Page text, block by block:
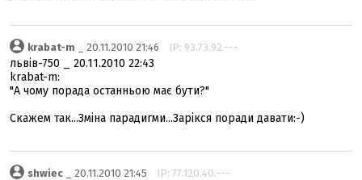
krabat-m _ 20.11.2010 21:46 IP: 93.73.92.---
львів-750 _ 20.11.2010 22:43
krabat-m:
"А чому порада останньою має бути?"
Скажем так...Зміна парадигми...Зарікся поради давати:-)
shwiec _ 20.11.2010 21:45 IP: 77.120.40.---